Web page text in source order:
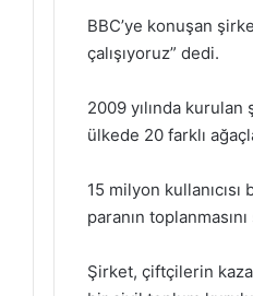
BBC’ye konuşan
çalışıyoruz” dedi.
2009 yılında kurulan
ülkede 20 farklı
15 milyon
paranın toplanmasını
Şirket, çiftçilerin